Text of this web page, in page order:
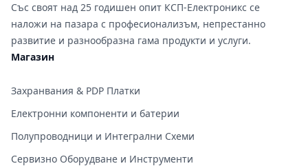
Със своят над 25 годишен опит КСП-Електроникс се
наложи на пазара с професионализъм, непрестанно
развитие и разнообразна гама продукти и услуги.
Магазин
Захранвания & PDP Платки
Електронни компоненти и батерии
Полупроводници и Интегрални Схеми
Сервизно Оборудване и Инструменти